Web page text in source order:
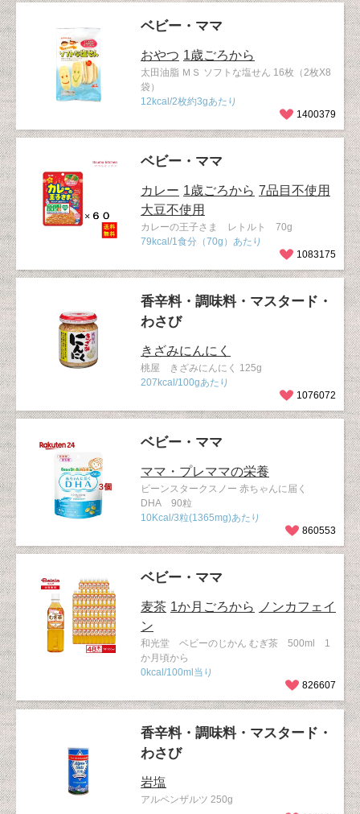
ベビー・ママ
おやつ 1歳ごろから
太田油脂 ＭＳ ソフトな塩せん 16枚（2枚X8
袋）
12kcal/2枚約3gあたり
1400379
ベビー・ママ
カレー 1歳ごろから 7品目不使用
大豆不使用
カレーの王子さま レトルト 70g
79kcal/1食分（70g）あたり
1083175
香辛料・調味料・マスタード・
わさび
きざみにんにく
桃屋 きざみにんにく 125g
207kcal/100gあたり
1076072
ベビー・ママ
ママ・プレママの栄養
ビーンスタークスノー 赤ちゃんに届く
DHA 90粒
10Kcal/3粒(1365mg)あたり
860553
ベビー・ママ
麦茶 1か月ごろから
ノンカフェイ
ン
和光堂 ベビーのじかん むぎ茶 500ml 1
か月頃から
0kcal/100ml当り
826607
香辛料・調味料・マスタード・
わさび
岩塩
アルペンザルツ 250g